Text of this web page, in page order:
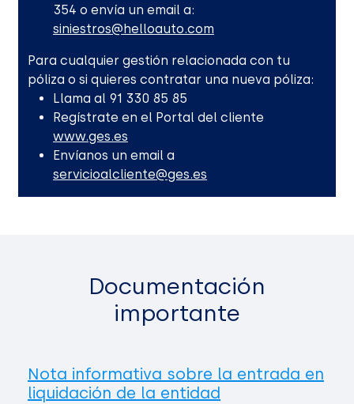
354 o envía un email a:
siniestros@helloauto.com
Para cualquier gestión relacionada con tu
póliza o si quieres contratar una nueva póliza:
Llama al 91 330 85 85
Regístrate en el Portal del cliente
www.ges.es
Envíanos un email a
servicioalcliente@ges.es
Documentación
importante
Nota informativa sobre la entrada en
liquidación de la entidad